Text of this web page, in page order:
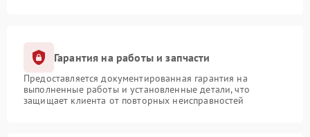
Гарантия на работы и запчасти
Предоставляется документированная гарантия на
выполненные работы и установленные детали, что
защищает клиента от повторных неисправностей